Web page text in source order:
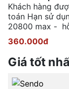
Khách hàng
toán Hạn sử
20800 max -
360.000đ
Giá tốt